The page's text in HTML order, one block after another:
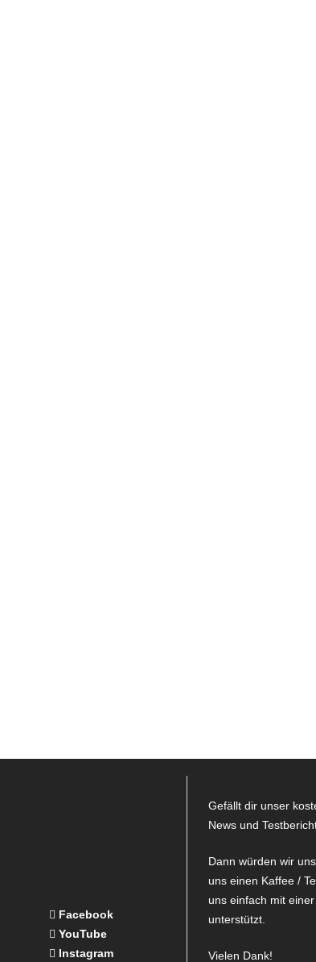
Facebook
YouTube
Instagram
Gefällt dir unser
News und
Dann würden wir
uns einen Kaffee /
uns einfach mit
unterstützt.
Vielen Dank!